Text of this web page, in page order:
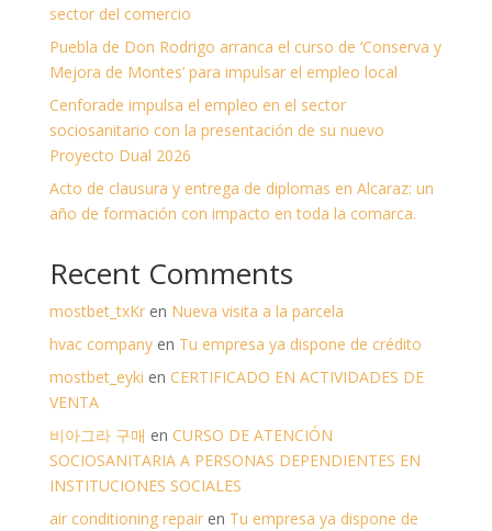
sector del comercio
Puebla de Don Rodrigo arranca el curso de ‘Conserva y
Mejora de Montes’ para impulsar el empleo local
Cenforade impulsa el empleo en el sector
sociosanitario con la presentación de su nuevo
Proyecto Dual 2026
Acto de clausura y entrega de diplomas en Alcaraz: un
año de formación con impacto en toda la comarca.
Recent Comments
mostbet_txKren Nueva visita a la parcela
hvac companyen Tu empresa ya dispone de crédito
mostbet_eyki en CERTIFICADO EN ACTIVIDADES DE
VENTA
비아그라 구매 en CURSO DE ATENCIÓN
SOCIOSANITARIA A PERSONAS DEPENDIENTES EN
INSTITUCIONES SOCIALES
air conditioning repairen Tu empresa ya dispone de